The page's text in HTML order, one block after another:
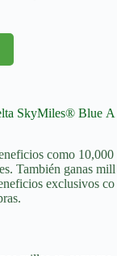
SkyMiles® Blue A
como 10,000
También ganas mill
exclusivos co